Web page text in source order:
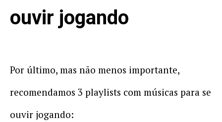
ouvir jogando
Por último, mas não menos importante,
recomendamos 3 playlists com músicas para se
ouvir jogando: